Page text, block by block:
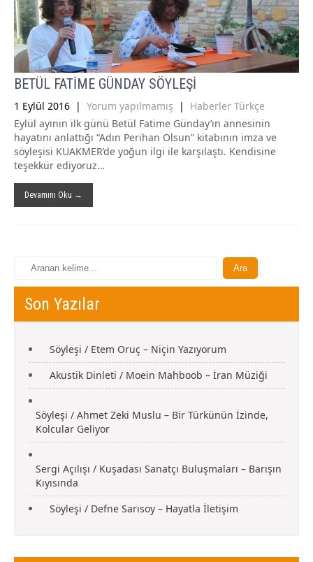
BETÜL FATİME GÜNDAY SÖYLEŞİ
1 Eylül 2016 | Yorum yapılmamış | Haberler Türkçe
Eylül ayının ilk günü Betül Fatime Günday’ın annesinin
hayatını anlattığı “Adın Perihan Olsun” kitabının imza ve
söyleşisi KUAKMER’de yoğun ilgi ile karşılaştı. Kendisine
teşekkür ediyoruz…
Devamını Oku →
Son Yazılar
Söyleşi / Etem Oruç – Niçin Yazıyorum
Akustik Dinleti / Moein Mahboob – İran Müziği
Söyleşi / Ahmet Zeki Muslu – Bir Türkünün İzinde,
Kolcular Geliyor
Sergi Açılışı / Kuşadası Sanatçı Buluşmaları – Barışın
Kıyısında
Söyleşi / Defne Sarısoy – Hayatla İletişim